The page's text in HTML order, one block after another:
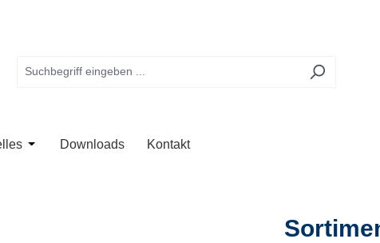
Kategorie Anwendung
das Dropdown der Kategorie Unternehmen
Öffne oder Schließe das Dropdown der Kategorie Aktuelles
Downloads Kontakt